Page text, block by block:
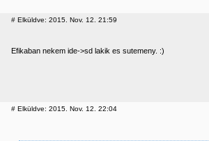
# Elküldve: 2015. Nov. 12. 21:59
Efikaban nekem ide->sd lakik es sutemeny. :)
# Elküldve: 2015. Nov. 12. 22:04